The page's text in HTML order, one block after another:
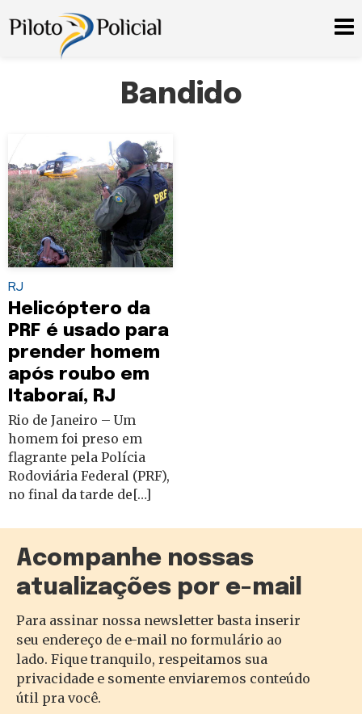
Bandido
RJ
Helicóptero da
PRF é usado para
prender homem
após roubo em
Itaboraí, RJ
Rio de Janeiro – Um
homem foi preso em
flagrante pela Polícia
Rodoviária Federal (PRF),
no final da tarde de[…]
Acompanhe nossas
atualizações por e-mail
Para assinar nossa newsletter basta inserir
seu endereço de e-mail no formulário ao
lado. Fique tranquilo, respeitamos sua
privacidade e somente enviaremos conteúdo
útil pra você.